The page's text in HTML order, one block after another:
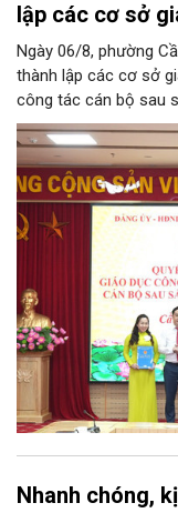
lập các cơ sở
Ngày 06/8, phường
thành lập các cơ sở
công tác cán bộ sau
Nhanh chóng,